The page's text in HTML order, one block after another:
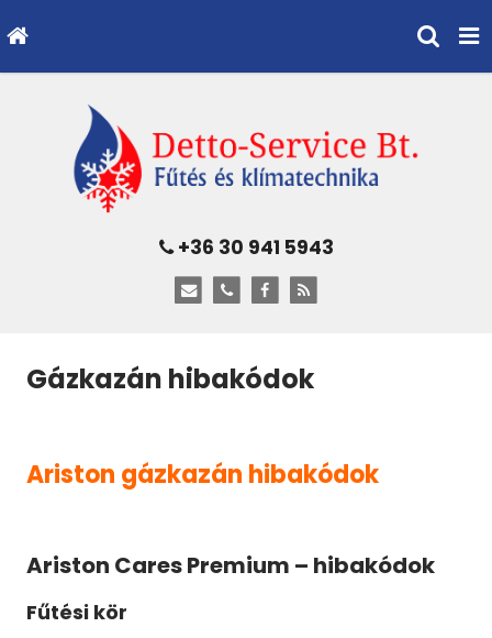
+36 30 941 5943
Gázkazán hibakódok
Ariston gázkazán hibakódok
Ariston Cares Premium – hibakódok
Fűtési kör